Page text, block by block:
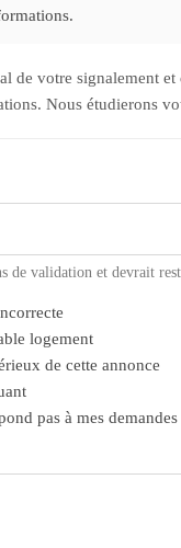
de votre signalement
Nous étudierons
de validation et devrait
logement
de cette annonce
pas à mes demandes